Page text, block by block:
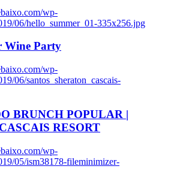
wp-
06/hello_summer_01-335x256.jpg
Wine Party
wp-
06/santos_sheraton_cascais-
BRUNCH POPULAR |
RESORT
wp-
05/ism38178-fileminimizer-